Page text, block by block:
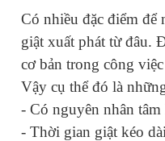
Có nhiều đặc điểm để
giật xuất phát từ đâu.
cơ bản trong công
Vậy cụ thể đó là
- Có nguyên nhân
- Thời gian giật kéo